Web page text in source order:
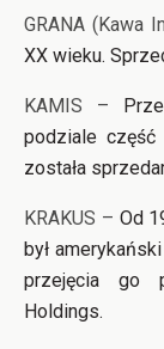
GRANA (Kawa
XX wieku.
KAMIS –
podziale część
została
KRAKUS – Od
był
przejęcia go
Holdings.